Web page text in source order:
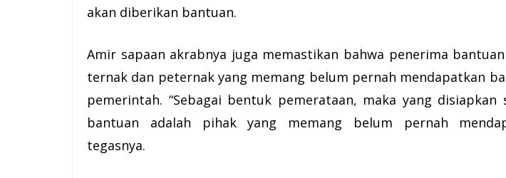
akan diberikan bantuan.
Amir sapaan akrabnya juga memastikan bahwa penerima
ternak dan peternak yang memang belum pernah mendapatkan
pemerintah. “Sebagai bentuk pemerataan, maka yang disiapkan
bantuan adalah pihak yang memang belum pernah
tegasnya.